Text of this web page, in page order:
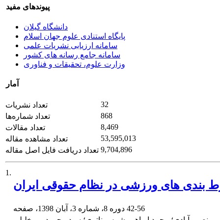
پیوندهای مفید
دانشگاه گیلان
پایگاه استنادی علوم جهان اسلام
سامانه ارزیابی نشریات علمی
سامانه جامع رسانه های کشور
وزارت علوم، تحقیقات و فناوری
آمار
تعداد نشریات
32
تعداد شماره‌ها
868
تعداد مقالات
8,469
تعداد مشاهده مقاله
53,595,013
تعداد دریافت فایل اصل مقاله 9,704,896
1.
بندی های ورزشی در نظام حقوقی ایران
42-56